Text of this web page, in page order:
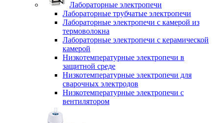
Лабораторные электропечи
Лабораторные трубчатые электропечи
Лабораторные электропечи с камерой из
термоволокна
Лабораторные электропечи с керамической
камерой
Низкотемпературные электропечи в
защитной среде
Низкотемпературные электропечи для
cварочных электродов
Низкотемпературные электропечи с
вентилятором